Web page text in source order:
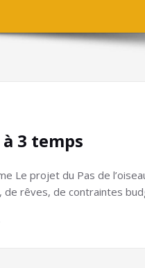
3 temps
Le projet du Pas de
de rêves, de contraintes